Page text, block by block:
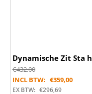
Dynamische Zit Sta
€432,00
INCL BTW: €359,00
EX BTW: €296,69